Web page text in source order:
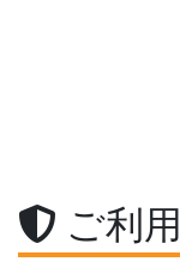
ご利